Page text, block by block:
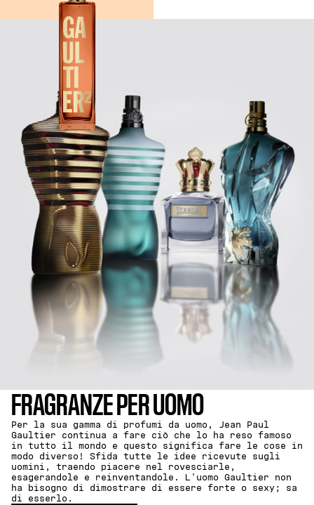
FRAGRANZE PER UOMO
Per la sua gamma di profumi da uomo, Jean Paul
Gaultier continua a fare ciò che lo ha reso famoso
in tutto il mondo e questo significa fare le cose in
modo diverso! Sfida tutte le idee ricevute sugli
uomini, traendo piacere nel rovesciarle,
esagerandole e reinventandole. L'uomo Gaultier non
ha bisogno di dimostrare di essere forte o sexy; sa
di esserlo.